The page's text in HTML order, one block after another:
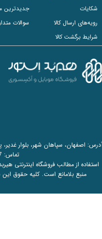
شکایات
رویه‌های ارسال کالا
شرایط برگشت کالا
جدیدترین
سوالات
تماس:
استفاده از مطالب فروشگاه اینترنتی
منبع بلامانع است. کلیه حقوق